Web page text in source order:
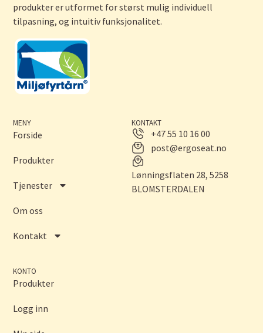
produkter er utformet for størst mulig individuell
tilpasning, og intuitiv funksjonalitet.
MENY
Forside
Produkter
Tjenester
Om oss
Kontakt
KONTAKT
+47 55 10 16 00
post@ergoseat.no
Lønningsflaten 28, 5258
BLOMSTERDALEN
KONTO
Produkter
Logg inn